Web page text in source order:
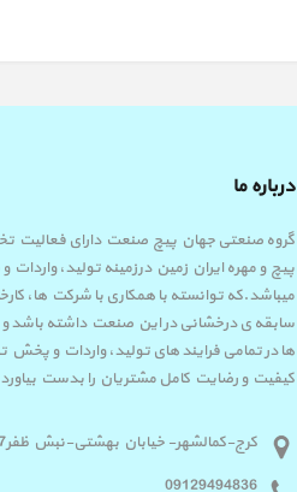
درباره ما
پیچ و مهره ایران زمین درزمینه تولید،
میباشد.که توانسته با همکاری با شرکت ها،
سابقه ی درخشانی در این صنعت داشته باشد و
ها در تمامی فرایند های تولید، واردات و پخش
کیفیت و رضایت کامل مشتریان را بدست
کرج-کمالشهر- خیابان بهشتی-نبش ظفر7
09129494836